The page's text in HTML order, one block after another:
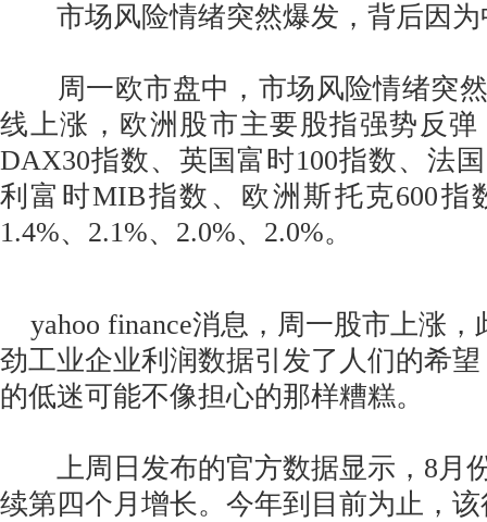
市场风险情绪突然爆发，背后因为
周一欧市盘中，市场风险情绪突然
线上涨，欧洲股市主要股指强势反
DAX30指数、英国富时100指数、法
利富时MIB指数、欧洲斯托克600指
1.4%、2.1%、2.0%、2.0%。
yahoo finance消息，周一股市上涨，
劲工业企业利润数据引发了人们的希
的低迷可能不像担心的那样糟糕。
上周日发布的官方数据显示，8月
续第四个月增长。今年到目前为止，